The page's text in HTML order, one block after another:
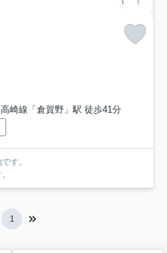
高崎線「倉賀野」駅 徒歩41分
す。
1